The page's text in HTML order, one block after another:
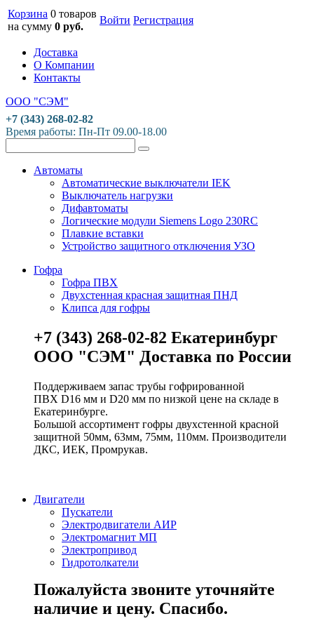
Корзина 0 товаров
на сумму 0 руб.
Войти Регистрация
Доставка
О Компании
Контакты
ООО "СЭМ"
+7 (343) 268-02-82
Время работы: Пн-Пт 09.00-18.00
Автоматы
Автоматические выключатели IEK
Выключатель нагрузки
Дифавтоматы
Логические модули Siemens Logo 230RC
Плавкие вставки
Устройство защитного отключения УЗО
Гофра
Гофра ПВХ
Двухстенная красная защитная ПНД
Клипса для гофры
+7 (343) 268-02-82 Екатеринбург
ООО "СЭМ" Доставка по России
Поддерживаем запас трубы гофрированной
ПВХ D16 мм и D20 мм по низкой цене на складе в
Екатеринбурге.
Большой ассортимент гофры двухстенной красной
защитной 50мм, 63мм, 75мм, 110мм. Производители
ДКС, ИЕК, Промрукав.
Двигатели
Пускатели
Электродвигатели АИР
Электромагнит МП
Электропривод
Гидротолкатели
Пожалуйста звоните уточняйте
наличие и цену. Спасибо.